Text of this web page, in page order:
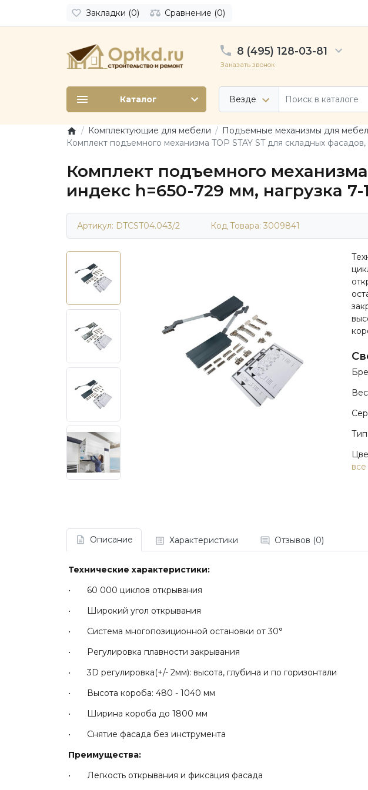
Закладки (0) Сравнение (0)
8 (495) 128-03-81
Заказать звонок
Везде
Каталог
Комплектующие для мебели Подъемные механизмы для
Комплект подъемного механизма TOP STAY ST для складных
Комплект подъемного
индекс h=650-729 мм, нагрузка 7-
Артикул: DTCST04.043/2 Код Товара: 3009841
Вес
Описание Характеристики Отзывов (0)
Технические характеристики:
• 60 000 циклов открывания
• Широкий угол открывания
• Система многопозиционной остановки от 30°
• Регулировка плавности закрывания
• 3D регулировка(+/- 2мм): высота, глубина и по горизонтали
• Высота короба: 480 - 1040 мм
• Ширина короба до 1800 мм
• Снятие фасада без инструмента
Преимущества:
• Легкость открывания и фиксация фасада